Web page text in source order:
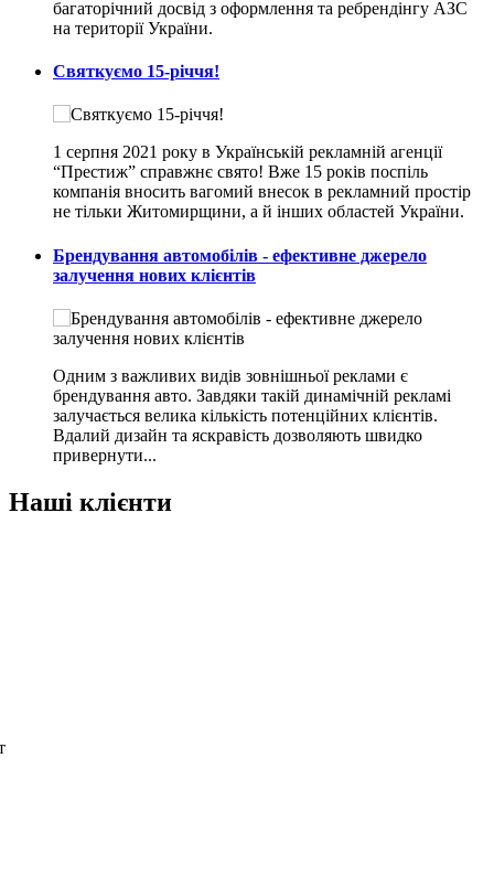
багаторічний досвід з оформлення та ребрендінгу АЗС
на території України.
Святкуємо 15-річчя!
1 серпня 2021 року в Українській рекламній агенції
“Престиж” справжнє свято! Вже 15 років поспіль
компанія вносить вагомий внесок в рекламний простір
не тільки Житомирщини, а й інших областей України.
Брендування автомобілів - ефективне джерело
залучення нових клієнтів
Одним з важливих видів зовнішньої реклами є
брендування авто. Завдяки такій динамічній рекламі
залучається велика кількість потенційних клієнтів.
Вдалий дизайн та яскравість дозволяють швидко
привернути...
Наші клієнти